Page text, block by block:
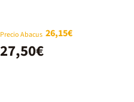
Precio Abacus 26,15€
27,50€